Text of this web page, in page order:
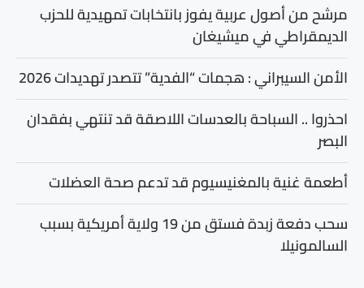
مرشح من أصول عربية يفوز بانتخابات تمهيدية للحزب
الديمقراطي في ميشيغان
الأمن السيبراني : هجمات “الفدية” تتصدر تهديدات 2026
احذروا .. السباحة بالعدسات اللاصقة قد تنتهي بفقدان
البصر
أطعمة غنية بالمغنيسيوم قد تدعم صحة العضلات
سحب دفعة زبدة فستق من 19 ولاية أمريكية بسبب
السالمونيلا